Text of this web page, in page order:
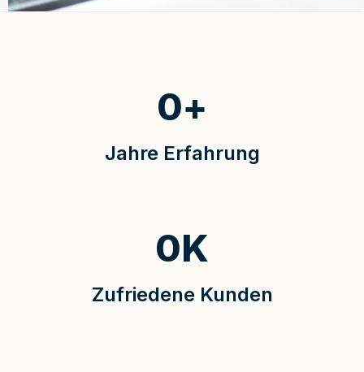
Jahre Erfahrung
0+
Zufriedene Kunden
0K